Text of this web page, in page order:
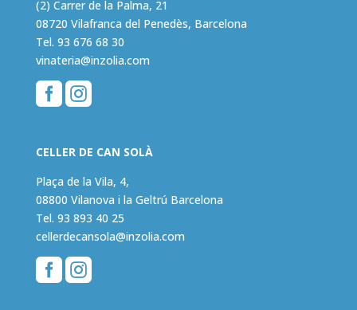
(2) Carrer de la Palma, 21
08720 Vilafranca del Penedès, Barcelona
Tel. 93 676 68 30
vinateria@inzolia.com

CELLER DE CAN SOLÀ
Plaça de la Vila, 4,
08800 Vilanova i la Geltrú Barcelona
Tel. 93 893 40 25
cellerdecansola@inzolia.com
 